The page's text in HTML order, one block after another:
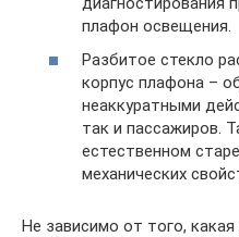
плафон освещения.
Разбитое стекло
корпус плафона –
неаккуратными
так и пассажиров.
естественном
механических
Не зависимо от того, какая